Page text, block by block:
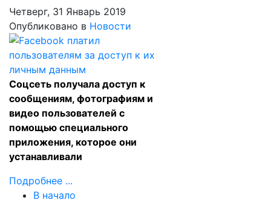
Четверг, 31 Январь 2019
Опубликовано в Новости
Соцсеть получала доступ к
сообщениям, фотографиям и
видео пользователей с
помощью специального
приложения, которое они
устанавливали
Подробнее ...
В начало